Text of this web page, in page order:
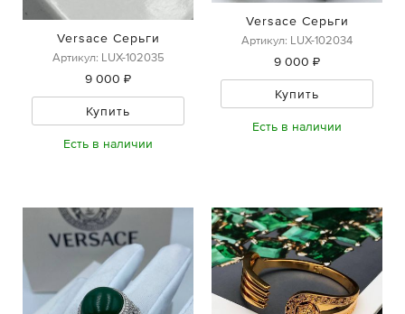
Versace Серьги
Артикул: LUX-102035
9 000 ₽
Купить
Есть в наличии
Versace Серьги
Артикул: LUX-102034
9 000 ₽
Купить
Есть в наличии